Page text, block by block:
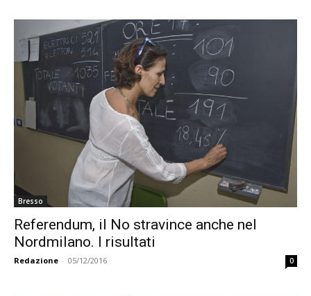
Bresso
Referendum, il No stravince anche nel
Nordmilano. I risultati
Redazione - 05/12/2016 0